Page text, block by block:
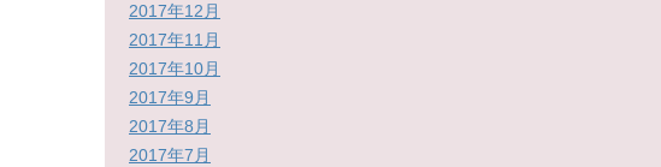
2017年12月
2017年11月
2017年10月
2017年9月
2017年8月
2017年7月